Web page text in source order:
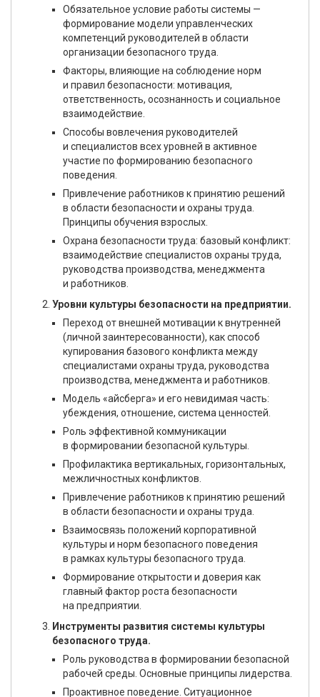
Обязательное условие работы системы —
формирование модели управленческих
компетенций руководителей в области
организации безопасного труда.
Факторы, влияющие на соблюдение норм
и правил безопасности: мотивация,
ответственность, осознанность и социальное
взаимодействие.
Способы вовлечения руководителей
и специалистов всех уровней в активное
участие по формированию безопасного
поведения.
Привлечение работников к принятию решений
в области безопасности и охраны труда.
Принципы обучения взрослых.
Охрана безопасности труда: базовый конфликт:
взаимодействие специалистов охраны труда,
руководства производства, менеджмента
и работников.
Уровни культуры безопасности на предприятии.
Переход от внешней мотивации к внутренней
(личной заинтересованности), как способ
купирования базового конфликта между
специалистами охраны труда, руководства
производства, менеджмента и работников.
Модель «айсберга» и его невидимая часть:
убеждения, отношение, система ценностей.
Роль эффективной коммуникации
в формировании безопасной культуры.
Профилактика вертикальных, горизонтальных,
межличностных конфликтов.
Привлечение работников к принятию решений
в области безопасности и охраны труда.
Взаимосвязь положений корпоративной
культуры и норм безопасного поведения
в рамках культуры безопасного труда.
Формирование открытости и доверия как
главный фактор роста безопасности
на предприятии.
Инструменты развития системы культуры
безопасного труда.
Роль руководства в формировании безопасной
рабочей среды. Основные принципы лидерства.
Проактивное поведение. Ситуационное